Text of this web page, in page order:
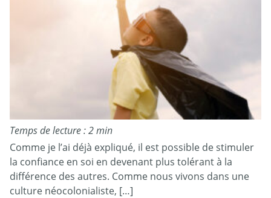
Temps de lecture : 2 min
Comme je l’ai déjà expliqué, il est possible de stimuler
la confiance en soi en devenant plus tolérant à la
différence des autres. Comme nous vivons dans une
culture néocolonialiste, […]